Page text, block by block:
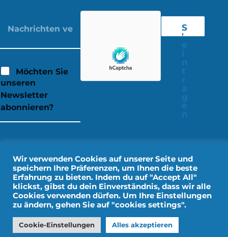
Möchten Sie
unseren
Newsletter
abonnieren?
S
'
Rechtliche Hinweise
Persönliche Daten
Gestaltung durch IMPALA
Wir verwenden Cookies auf unserer Seite und
speichern Ihre Präferenzen, um Ihnen die beste
Erfahrung zu bieten. Indem du auf "Accept All"
klickst, gibst du dein Einverständnis, dass wir alle
Cookies verwenden dürfen. Um Ihre Einstellungen
zu ändern, gehen Sie auf "cookies settings".
Cookie-Einstellungen Alles akzeptieren